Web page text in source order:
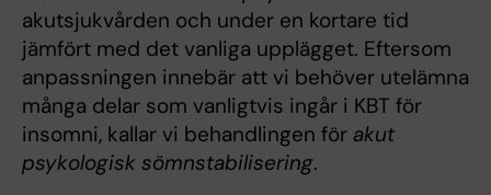
akutsjukvården och under en kortare tid
jämfört med det vanliga upplägget. Eftersom
anpassningen innebär att vi behöver utelämna
många delar som vanligtvis ingår i KBT för
insomni, kallar vi behandlingen för akut
psykologisk sömnstabilisering.